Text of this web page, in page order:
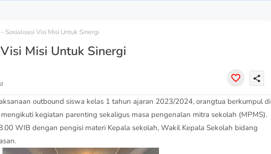
- Sosialisasi Visi Misi Untuk Sinergi
Misi Untuk Sinergi
share
outbound siswa kelas 1 tahun ajaran 2023/2024, orangtua berkumpul di
kegiatan parenting sekaligus masa pengenalan mitra sekolah (MPMS).
WIB dengan pengisi materi Kepala sekolah, Wakil Kepala Sekolah bidang